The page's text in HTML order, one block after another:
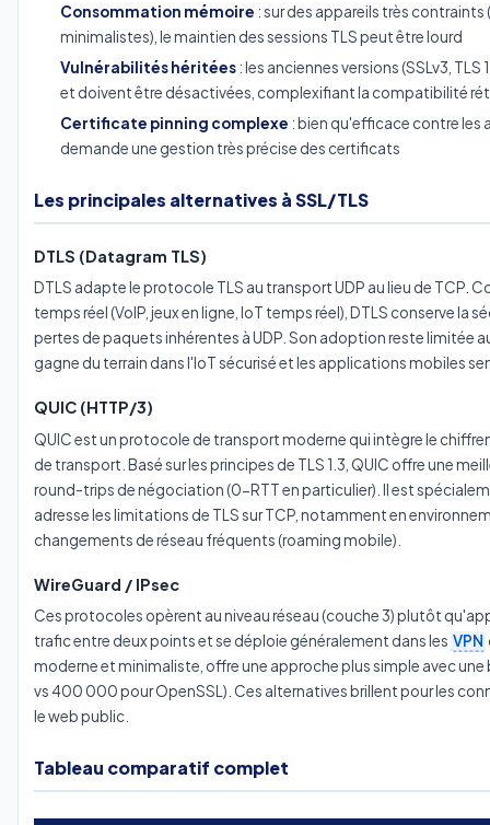
Consommation mémoire : sur des appareils très
minimalistes), le maintien des sessions TLS peut être lourd
Vulnérabilités héritées: les anciennes versions (SSLv3, TLS
et doivent être désactivées, complexifiant la compatibilité
Certificate pinning complexe : bien qu'efficace contre
demande une gestion très précise des certificats
Les principales alternatives à SSL/TLS
DTLS (Datagram TLS)
DTLS adapte le protocole TLS au transport UDP au lieu de TCP.
temps réel (VoIP, jeux en ligne, IoT temps réel), DTLS conserve la
pertes de paquets inhérentes à UDP. Son adoption reste limitée
gagne du terrain dans l'IoT sécurisé et les applications mobiles
QUIC (HTTP/3)
QUIC est un protocole de transport moderne qui intègre le
de transport. Basé sur les principes de TLS 1.3, QUIC offre une
round-trips de négociation (0-RTT en particulier). Il est
adresse les limitations de TLS sur TCP, notamment en
changements de réseau fréquents (roaming mobile).
WireGuard / IPsec
Ces protocoles opèrent au niveau réseau (couche 3) plutôt
trafic entre deux points et se déploie généralement dans les VPN
moderne et minimaliste, offre une approche plus simple avec
vs 400 000 pour OpenSSL). Ces alternatives brillent pour les
le web public.
Tableau comparatif complet